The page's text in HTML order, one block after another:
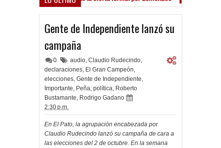
Gente de Independiente lanzó su
campaña
0 audio, Claudio Rudecindo,
declaraciones, El Gran Campeón,
elecciones, Gente de Independiente,
Importante, Peña, política, Roberto
Bustamante, Rodrigo Gadano
2:30 p.m.
En El Pato, la agrupación encabezada por
Claudio Rudecindo lanzó su campaña de cara a
las elecciones del 2 de octubre. En la semana